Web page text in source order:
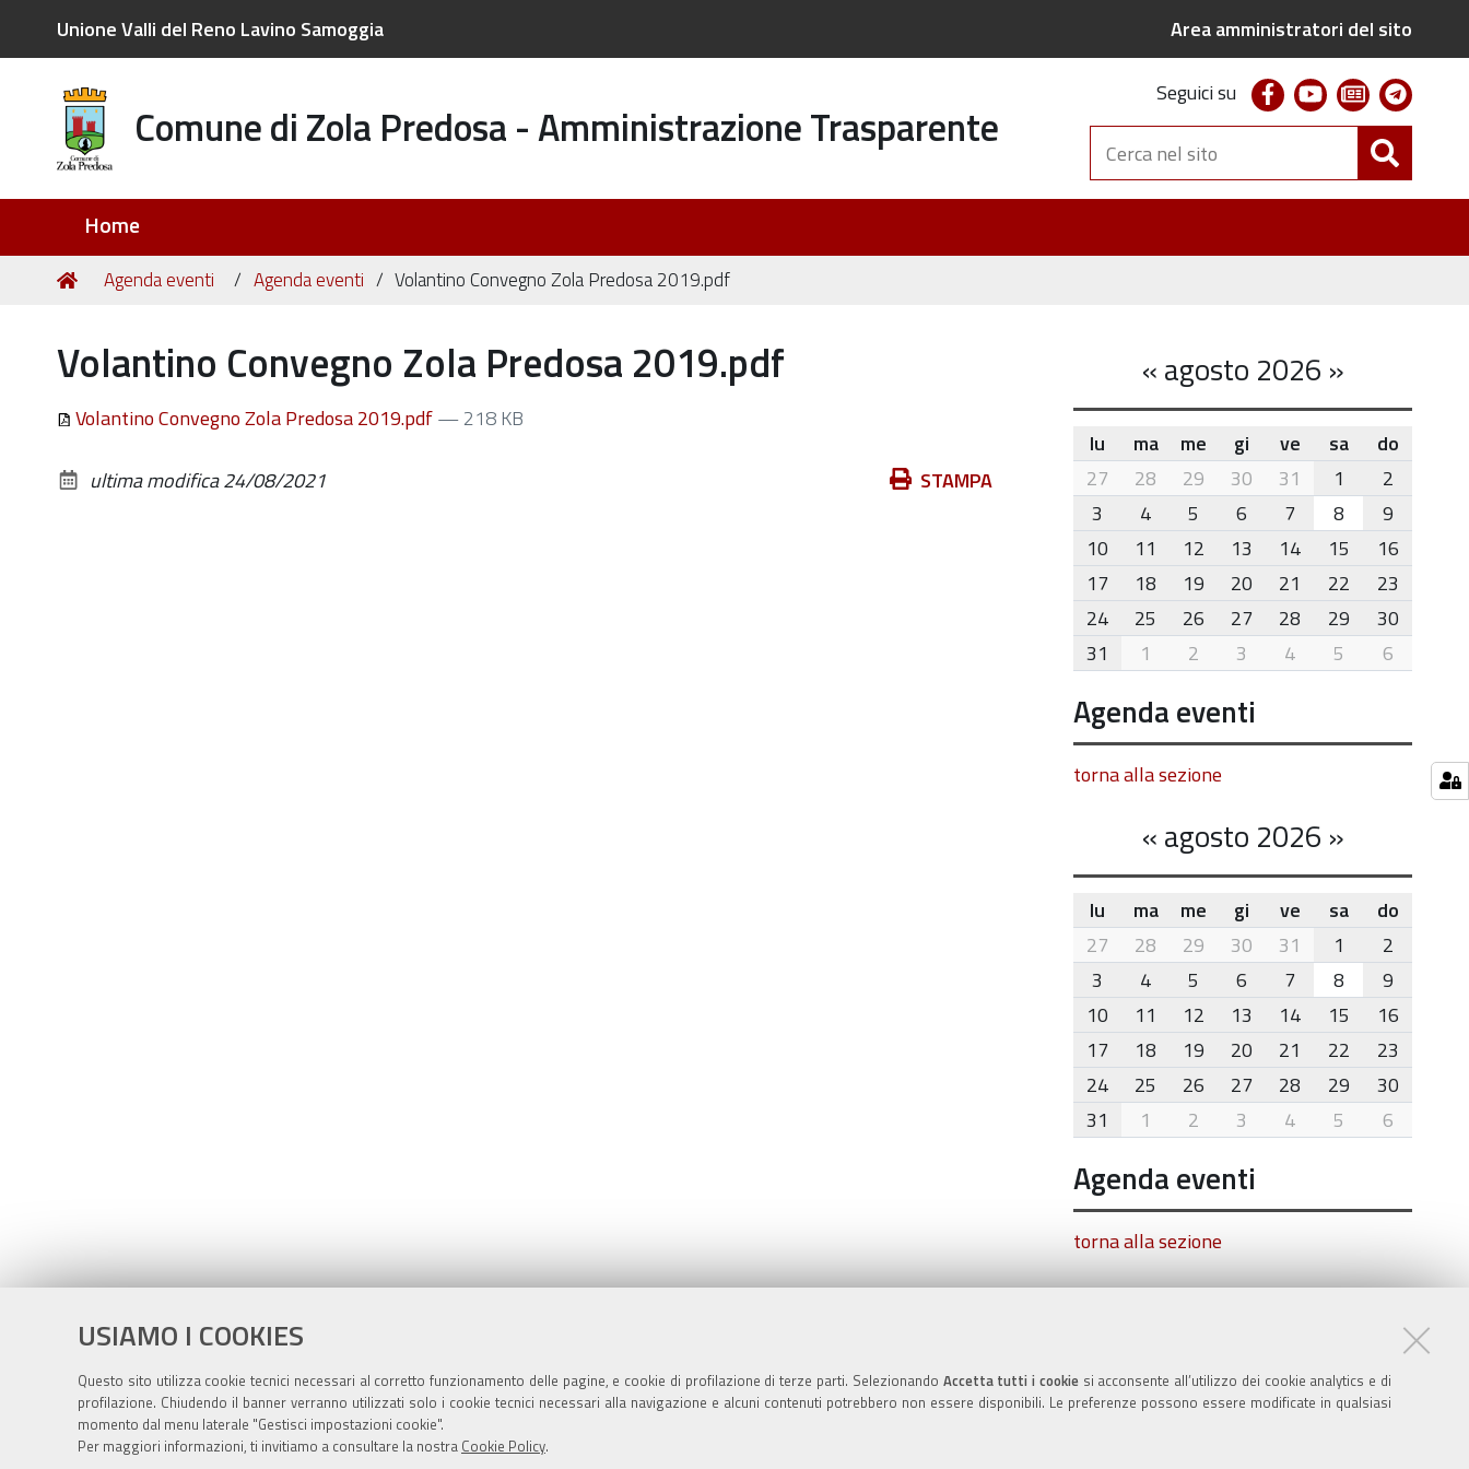
USIAMO I COOKIES
Questo sito utilizza cookie tecnici necessari al corretto funzionamento delle pagine, e cookie di profilazione di terze parti. Selezionando Accetta tutti i cookiesi acconsente all’utilizzo dei cookie analytics e di
profilazione. Chiudendo il banner verranno utilizzati solo i cookie tecnici necessari alla navigazione e alcuni contenuti potrebbero non essere disponibili. Le preferenze possono essere modificate in qualsiasi
momento dal menu laterale "Gestisci impostazioni cookie".
Per maggiori informazioni, ti invitiamo a consultare la nostra Cookie Policy.
Unione Valli del Reno Lavino Samoggia Area amministratori del sito
Comune di Zola Predosa - Amministrazione Trasparente
Seguici su facebookyoutubenewsletter
Cerca
nel
sito
Home
Tu
Home
Agenda eventi Agenda eventi Volantino Convegno Zola Predosa 2019.pdf
Volantino Convegno Zola Predosa 2019.pdf
Volantino Convegno Zola Predosa 2019.pdf— 218 KB
Azioni STAMPA
ultima modifica24/08/2021
«agosto 2026 »
month-
8
lu ma me gi ve sa
do
27
28 29 30 31 1
2
3
4 5 6 7 8
9
10
11 12 13 14 15
16
17
18 19 20 21 22
23
24
25 26 27 28 29
30
31
1 2 3 4 5 6
Agenda eventi
torna alla sezione
«agosto 2026 »
month-
8
lu ma me gi ve sa
do
27
28 29 30 31 1
2
3
4 5 6 7 8
9
10
11 12 13 14 15
16
17
18 19 20 21 22
23
24
25 26 27 28 29
30
31
1 2 3 4 5 6
Agenda eventi
torna alla sezione